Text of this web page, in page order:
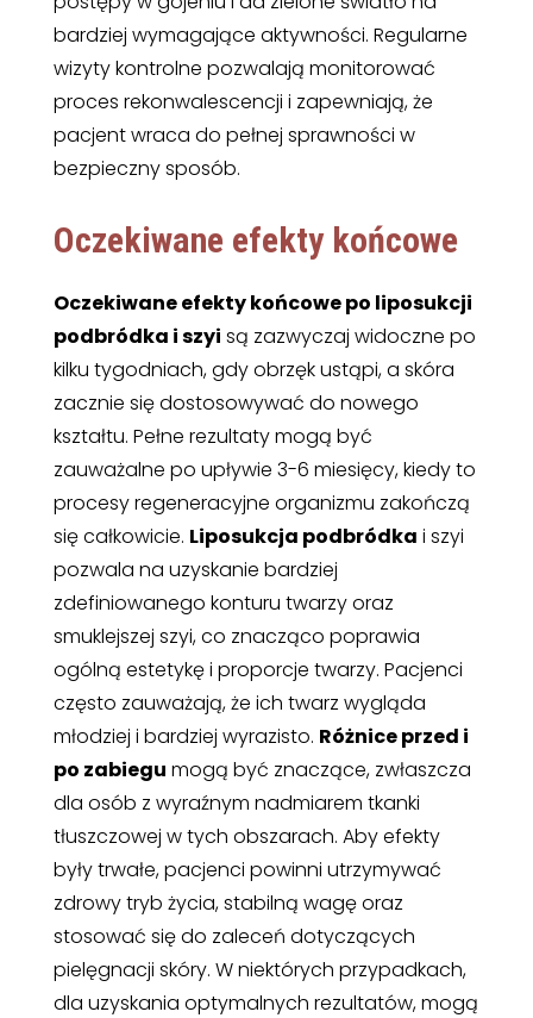
bardziej wymagające aktywności. Regularne
wizyty kontrolne pozwalają monitorować
proces rekonwalescencji i zapewniają, że
pacjent wraca do pełnej sprawności w
bezpieczny sposób.
Oczekiwane efekty końcowe
Oczekiwane efekty końcowe po liposukcji
podbródka i szyi są zazwyczaj widoczne po
kilku tygodniach, gdy obrzęk ustąpi, a skóra
zacznie się dostosowywać do nowego
kształtu. Pełne rezultaty mogą być
zauważalne po upływie 3-6 miesięcy, kiedy to
procesy regeneracyjne organizmu zakończą
się całkowicie. Liposukcja podbródka i szyi
pozwala na uzyskanie bardziej
zdefiniowanego konturu twarzy oraz
smuklejszej szyi, co znacząco poprawia
ogólną estetykę i proporcje twarzy. Pacjenci
często zauważają, że ich twarz wygląda
młodziej i bardziej wyrazisto. Różnice przed i
po zabiegu mogą być znaczące, zwłaszcza
dla osób z wyraźnym nadmiarem tkanki
tłuszczowej w tych obszarach. Aby efekty
były trwałe, pacjenci powinni utrzymywać
zdrowy tryb życia, stabilną wagę oraz
stosować się do zaleceń dotyczących
pielęgnacji skóry. W niektórych przypadkach,
dla uzyskania optymalnych rezultatów, mogą